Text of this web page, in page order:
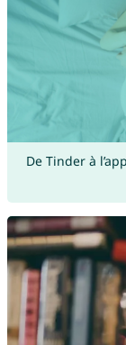
De Tinder à